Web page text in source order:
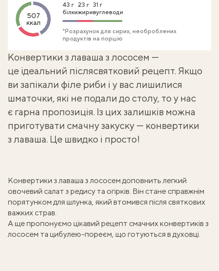
507
ккал
43 г
білки
23 г
жири
31 г
вуглеводи
*Розрахунок для сирих, необроблених
продуктів на порцію
Конвертики з лаваша з лососем —
це ідеальний післясвятковий рецепт. Якщо
ви запікали філе риби і у вас лишилися
шматочки, які не подали до столу, то у нас
є гарна пропозиція. Із цих залишків можна
приготувати смачну закуску — конвертики
з лаваша. Це швидко і просто!
Конвертики з лаваша з лососем доповнить легкий
овочевий салат з редису та огірків. Він стане справжнім
порятунком для шлунка, який втомився після святкових
важких страв.
А ще пропонуємо цікавий рецепт смачнихконвертиків з
лососем та цибулею-пореєм, що готуються в духовці.